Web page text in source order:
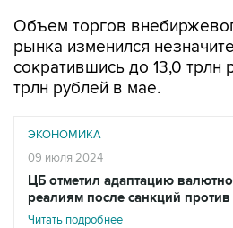
Объем торгов
рынка изменился
сократившись до 13,0 трлн
трлн рублей в мае.
ЭКОНОМИКА
09 июля 2024
ЦБ отметил адаптацию
реалиям после санкций
Читать подробнее